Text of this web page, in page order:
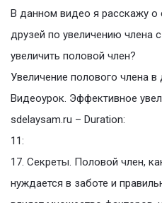
В данном видео я расскажу
друзей по увеличению члена
увеличить половой член?
Увеличение полового члена
Видеоурок. Эффективное
sdelaysam.ru – Duration:
11:
17. Секреты. Половой член,
нуждается в заботе и